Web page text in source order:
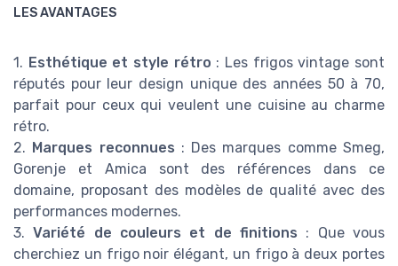
LES AVANTAGES
1. Esthétique et style rétro : Les frigos vintage sont
réputés pour leur design unique des années 50 à 70,
parfait pour ceux qui veulent une cuisine au charme
rétro.
2. Marques reconnues : Des marques comme Smeg,
Gorenje et Amica sont des références dans ce
domaine, proposant des modèles de qualité avec des
performances modernes.
3.Variété de couleurs et de finitions : Que vous
cherchiez un frigo noir élégant, un frigo à deux portes